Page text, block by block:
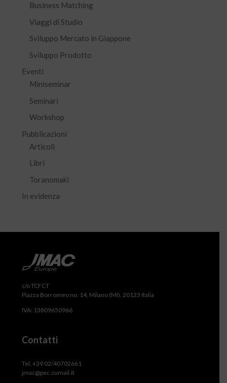
Business Matching
Viaggi di Studio
Sviluppo Mercato in Giappone
Sviluppo Prodotto
Eventi
Miniseminar
Seminari
Workshop
Pubblicazioni
Articoli
Libri
Toranomaki
In evidenza
c/o TCFCT
Piazza Borromeo no. 14, Milano (MI), 20123 Italia
IVA: 13809650966
Contatti
Tel. +39 02/40702661
jmac@pec.cumail.it